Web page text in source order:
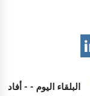
البلقاء اليوم - - أفاد